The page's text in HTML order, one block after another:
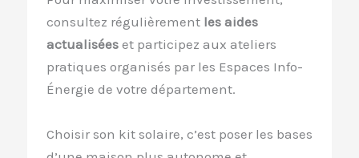
consultez régulièrement les aides
actualisées et participez aux ateliers
pratiques organisés par les Espaces Info-
Énergie de votre département.
Choisir son kit solaire, c’est poser les bases